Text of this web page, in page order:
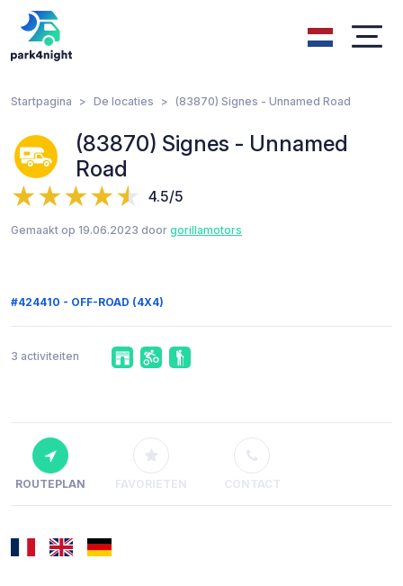
Startpagina De locaties (83870) Signes - Unnamed Road
(83870) Signes - Unnamed
Road
4.5/5
Gemaakt op 19.06.2023 door gorillamotors
#424410 - OFF-ROAD (4X4)
3 activiteiten
ROUTEPLAN FAVORIETEN CONTACT